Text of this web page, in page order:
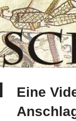
Eine